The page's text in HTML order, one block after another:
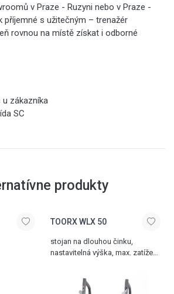
v Praze - Ruzyni nebo v Praze -
příjemné s užitečným – trenažér
rovnou na místě získat i odborné
u zákazníka
SC
produkty
TOORX WLX 50
stojan na dlouhou činku,
nastavitelná výška, max. zatížení